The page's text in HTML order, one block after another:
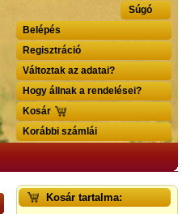
Súgó
Belépés
Regisztráció
Változtak az adatai?
Hogy állnak a rendelései?
Kosár
Korábbi számlái
Kosár tartalma: